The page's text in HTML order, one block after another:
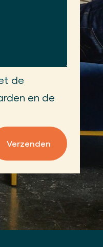
de
en de
Verzenden